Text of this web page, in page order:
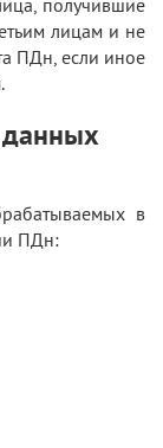
лицам и не
ПДн, если иное
данных
в
ПДн: